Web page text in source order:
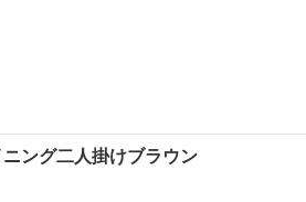
ニング二人掛けブラウン